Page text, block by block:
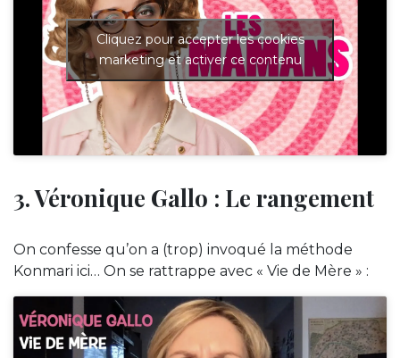
Cliquez pour accepter les cookies
marketing et activer ce contenu
3. Véronique Gallo : Le rangement
On confesse qu’on a (trop) invoqué la méthode
Konmari ici… On se rattrappe avec « Vie de Mère » :